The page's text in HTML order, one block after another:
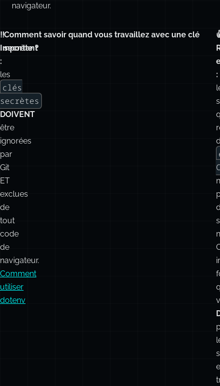
navigateur.
‼️
Important
:
les
clés
secrètes
DOIVENT
être
ignorées
par
Git
ET
exclues
de
tout
code
de
navigateur.
Comment
utiliser
dotenv
Comment savoir quand vous travaillez avec une clé
secrète ?
: